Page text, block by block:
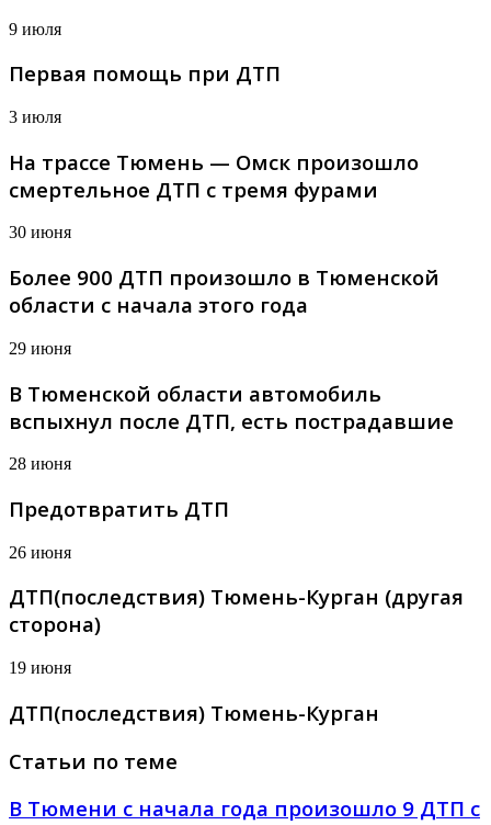
9 июля
Первая помощь при ДТП
3 июля
На трассе Тюмень — Омск произошло
смертельное ДТП с тремя фурами
30 июня
Более 900 ДТП произошло в Тюменской
области с начала этого года
29 июня
В Тюменской области автомобиль
вспыхнул после ДТП, есть пострадавшие
28 июня
Предотвратить ДТП
26 июня
ДТП(последствия) Тюмень-Курган (другая
сторона)
19 июня
ДТП(последствия) Тюмень-Курган
Статьи по теме
В Тюмени с начала года произошло 9 ДТП с